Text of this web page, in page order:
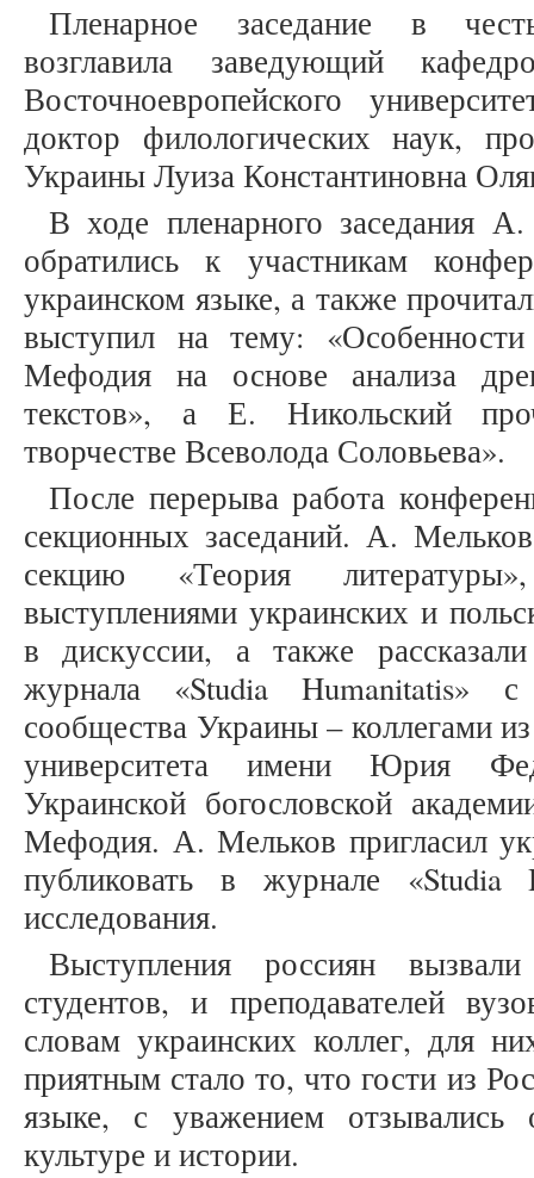
Пленарное заседание в
возглавила заведующий
Восточноевропейского
доктор филологических наук,
Украины Луиза Константиновна
В ходе пленарного заседания
обратились к участникам
украинском языке, а также
выступил на тему:
Мефодия на основе анализа
текстов», а Е. Никольский
творчестве Всеволода Соловьева».
После перерыва работа
секционных заседаний. А.
секцию «Теория
выступлениями украинских и
в дискуссии, а также
журнала «Studia Humanitatis» с
сообщества Украины – коллегами
университета имени Юрия
Украинской богословской
Мефодия. А. Мельков пригласил
публиковать в журнале «Studia
исследования.
Выступления россиян
студентов, и преподавателей
словам украинских коллег, для
приятным стало то, что гости из
языке, с уважением отзывались
культуре и истории.